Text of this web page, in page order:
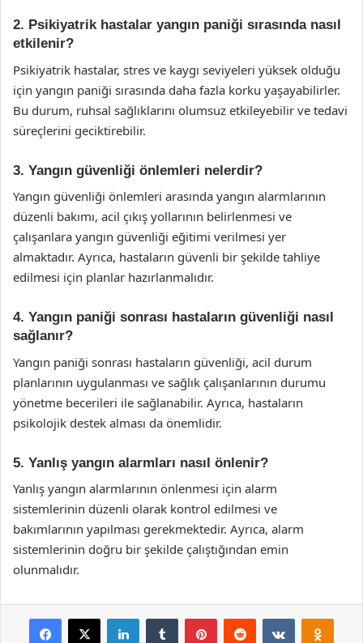
2. Psikiyatrik hastalar yangın paniği sırasında nasıl
etkilenir?
Psikiyatrik hastalar, stres ve kaygı seviyeleri yüksek olduğu
için yangın paniği sırasında daha fazla korku yaşayabilirler.
Bu durum, ruhsal sağlıklarını olumsuz etkileyebilir ve tedavi
süreçlerini geciktirebilir.
3. Yangın güvenliği önlemleri nelerdir?
Yangın güvenliği önlemleri arasında yangın alarmlarının
düzenli bakımı, acil çıkış yollarının belirlenmesi ve
çalışanlara yangın güvenliği eğitimi verilmesi yer
almaktadır. Ayrıca, hastaların güvenli bir şekilde tahliye
edilmesi için planlar hazırlanmalıdır.
4. Yangın paniği sonrası hastaların güvenliği nasıl
sağlanır?
Yangın paniği sonrası hastaların güvenliği, acil durum
planlarının uygulanması ve sağlık çalışanlarının durumu
yönetme becerileri ile sağlanabilir. Ayrıca, hastaların
psikolojik destek alması da önemlidir.
5. Yanlış yangın alarmları nasıl önlenir?
Yanlış yangın alarmlarının önlenmesi için alarm
sistemlerinin düzenli olarak kontrol edilmesi ve
bakımlarının yapılması gerekmektedir. Ayrıca, alarm
sistemlerinin doğru bir şekilde çalıştığından emin
olunmalıdır.
Facebook
X LinkedInTumblr PinterestReddit VKontakte